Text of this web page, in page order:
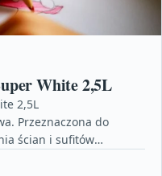
White 2,5L
2,5L
Przeznaczona do
ścian i sufitów